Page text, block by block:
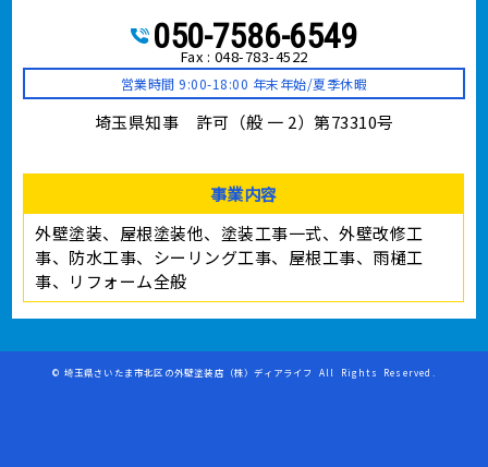
050-7586-6549
Fax : 048-783-4522
営業時間 9:00-18:00 年末年始/夏季休暇
埼玉県知事 許可（般 一 2）第73310号
事業内容
外壁塗装、屋根塗装他、塗装工事⼀式、外壁改修工
事、防水工事、シーリング工事、屋根工事、雨樋工
事、リフォーム全般
© 埼玉県さいたま市北区の外壁塗装店（株）ディアライフ All Rights Reserved.